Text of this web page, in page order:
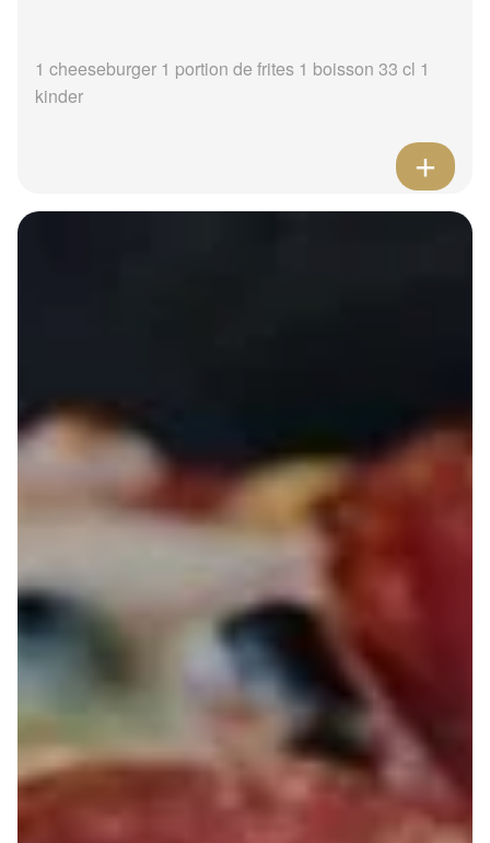
1 cheeseburger 1 portion de frites 1 boisson 33 cl 1
kinder